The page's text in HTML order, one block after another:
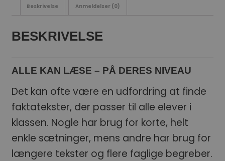
Beskrivelse Anmeldelser (0)
BESKRIVELSE
ALLE KAN LÆSE – PÅ DERES NIVEAU
Det kan ofte være en udfordring at finde
faktatekster, der passer til alle elever i
klassen. Nogle har brug for korte, helt
enkle sætninger, mens andre har brug for
længere tekster og flere faglige begreber.